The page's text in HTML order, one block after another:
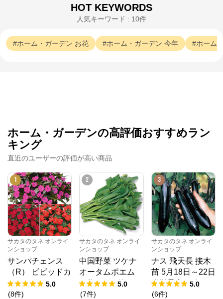
HOT KEYWORDS
人気キーワード : 10件
ホーム・ガーデン お花 ホーム・ガーデン 今年 ホーム
ホーム・ガーデンの高評価おすすめラン
キング
直近のユーザーの評価が高い商品
1
サカタのタネ オンライ
ンショップ
サンパチェンス
（R） ビビッドカ
ラー 3種セット 4
月6日～10日発送
5.0
(8件)
2
サカタのタネ オンライ
ンショップ
中国野菜 ツケナ
オータムポエム
（約19000粒） 1
dL 袋
5.0
(7件)
3
サカタのタネ オンライ
ンショップ
ナス 飛天長 接木
苗 5月18日～22日
発送予定 6ポット
1組
5.0
(6件)